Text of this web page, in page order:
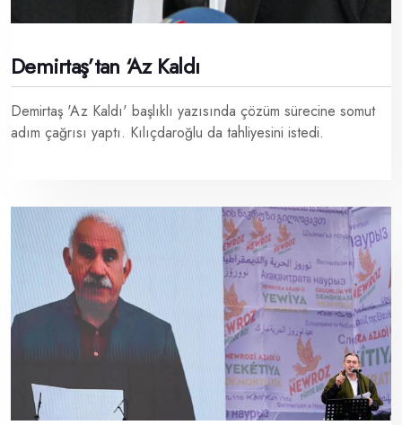
Demirtaş’tan ‘Az Kaldı
Demirtaş 'Az Kaldı' başlıklı yazısında çözüm sürecine somut
adım çağrısı yaptı. Kılıçdaroğlu da tahliyesini istedi.